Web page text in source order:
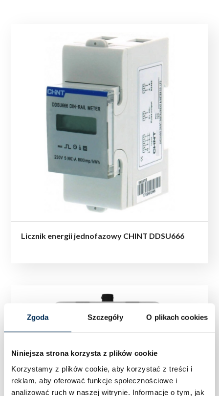
Zgoda Szczegóły O plikach cookies
Niniejsza strona korzysta z plików cookie
Korzystamy z plików cookie, aby korzystać z treści i
reklam, aby oferować funkcje społecznościowe i
analizować ruch w naszej witrynie. Informacje o tym, jak
Licznik energii jednofazowy CHINT DDSU666